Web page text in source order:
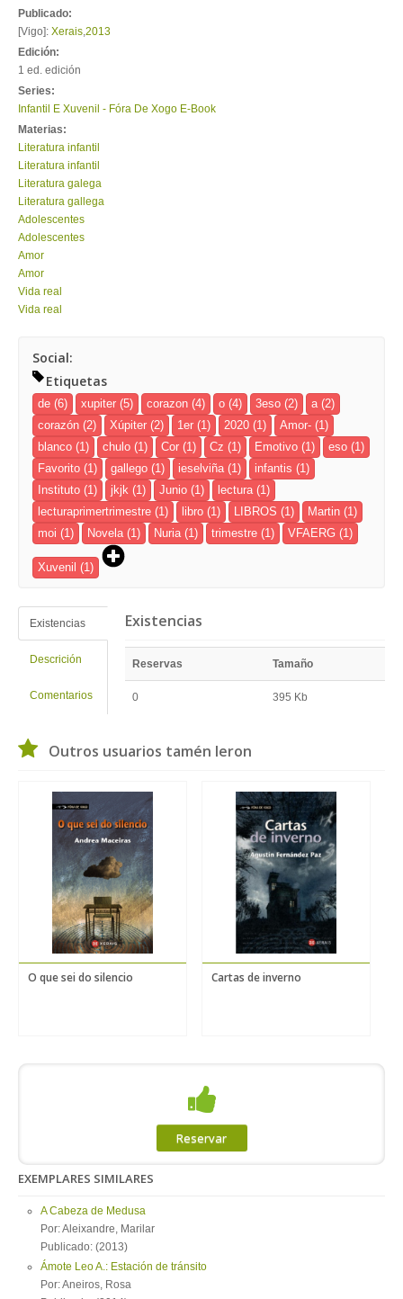
Publicado:
[Vigo]: Xerais,2013
Edición:
1 ed. edición
Series:
Infantil E Xuvenil - Fóra De Xogo E-Book
Materias:
Literatura infantil
Literatura infantil
Literatura galega
Literatura gallega
Adolescentes
Adolescentes
Amor
Amor
Vida real
Vida real
Social:
Etiquetas
de (6) xupiter (5) corazon (4) o (4) 3eso (2) a(2)
corazón (2) Xúpiter (2) 1er (1) 2020 (1) Amor- (1)
blanco (1) chulo (1) Cor (1) Cz (1) Emotivo (1) eso (1)
Favorito (1) gallego (1) ieselviña(1) infantis (1)
Instituto (1) jkjk (1) Junio (1) lectura(1)
lecturaprimertrimestre (1) libro (1) LIBROS (1) Martin (1)
moi (1) Novela(1) Nuria(1) trimestre (1) VFAERG (1)
Xuvenil (1)
Existencias
Descrición
Comentarios
Existencias
Reservas Tamaño
0 395 Kb
Outros usuarios tamén leron
O que sei do silencio Cartas de inverno
Reservar
EXEMPLARES SIMILARES
A Cabeza de Medusa
Por: Aleixandre, Marilar
Publicado: (2013)
Ámote Leo A.: Estación de tránsito
Por: Aneiros, Rosa